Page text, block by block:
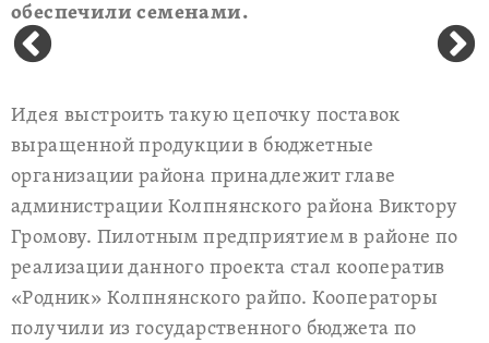
обеспечили семенами.
Идея выстроить такую цепочку поставок
выращенной продукции в бюджетные
организации района принадлежит главе
администрации Колпнянского района Виктору
Громову. Пилотным предприятием в районе по
реализации данного проекта стал кооператив
«Родник» Колпнянского райпо. Кооператоры
получили из государственного бюджета по